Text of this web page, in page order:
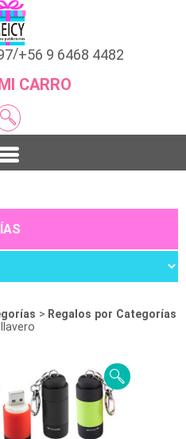
/+56 9 6468 4482
CARRO
> Regalos por Categorías